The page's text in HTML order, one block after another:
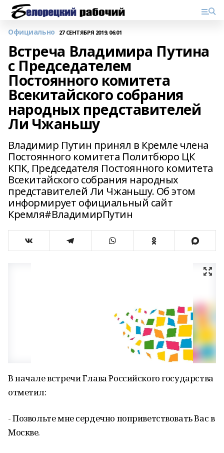
Официально 27 СЕНТЯБРЯ 2019, 06:01
Встреча Владимира Путина
с Председателем
Постоянного комитета
Всекитайского собрания
народных представителей
Ли Чжаньшу
Владимир Путин принял в Кремле члена
Постоянного комитета Политбюро ЦК
КПК, Председателя Постоянного комитета
Всекитайского собрания народных
представителей Ли Чжаньшу. Об этом
информирует официальный сайт
Кремля#ВладимирПутин
В начале встречи Глава Российского государства
отметил:
- Позвольте мне сердечно поприветствовать Вас в
Москве.